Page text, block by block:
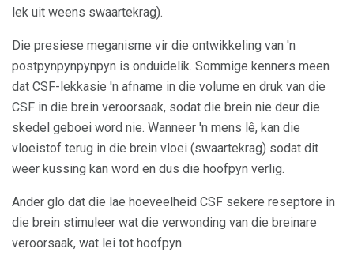
lek uit weens swaartekrag).
Die presiese meganisme vir die ontwikkeling van 'n
postpynpynpynpyn is onduidelik. Sommige kenners meen
dat CSF-lekkasie 'n afname in die volume en druk van die
CSF in die brein veroorsaak, sodat die brein nie deur die
skedel geboei word nie. Wanneer 'n mens lê, kan die
vloeistof terug in die brein vloei (swaartekrag) sodat dit
weer kussing kan word en dus die hoofpyn verlig.
Ander glo dat die lae hoeveelheid CSF sekere reseptore in
die brein stimuleer wat die verwonding van die breinare
veroorsaak, wat lei tot hoofpyn.